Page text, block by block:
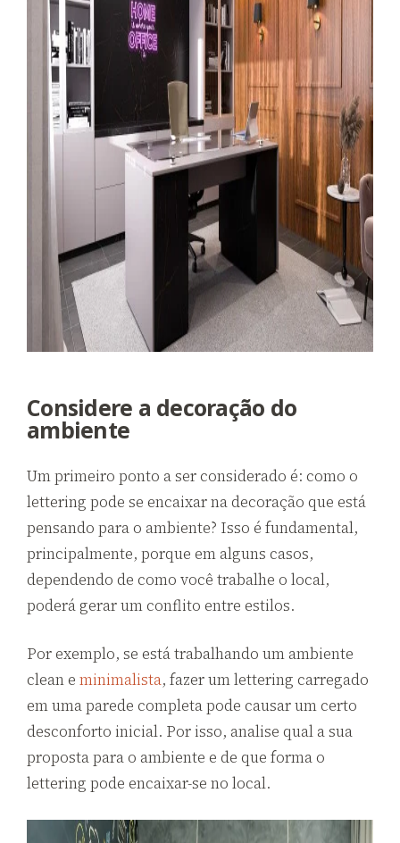
Considere a decoração do
ambiente
Um primeiro ponto a ser considerado é: como o
lettering pode se encaixar na decoração que está
pensando para o ambiente? Isso é fundamental,
principalmente, porque em alguns casos,
dependendo de como você trabalhe o local,
poderá gerar um conflito entre estilos.
Por exemplo, se está trabalhando um ambiente
clean e minimalista, fazer um lettering carregado
em uma parede completa pode causar um certo
desconforto inicial. Por isso, analise qual a sua
proposta para o ambiente e de que forma o
lettering pode encaixar-se no local.